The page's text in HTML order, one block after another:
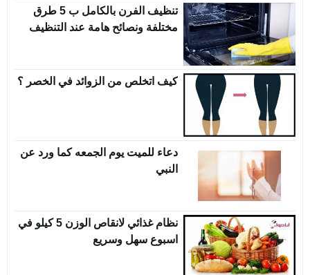
تنظيف الفرن بالكامل ب 5 طرق
مختلفة ونصائح هامة عند التنظيف
كيف اتخلص من الزوائد في الخصر ؟
دعاء للميت يوم الجمعه كما ورد عن
النبي
نظام غذائي لانقاص الوزن 5 كيلو في
اسبوع سهل وسريع